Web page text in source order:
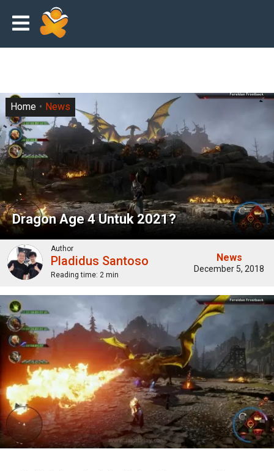
Dragon Age 4 Untuk 2021?
Home News
Author
Pladidus Santoso
Reading time: 2 min
News
December 5, 2018